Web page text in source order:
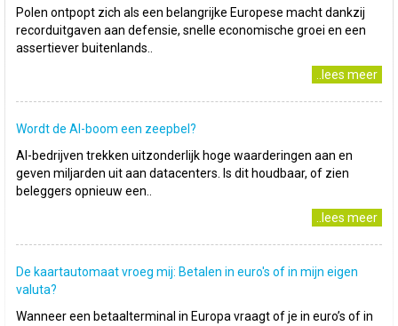
Polen ontpopt zich als een belangrijke Europese macht dankzij
recorduitgaven aan defensie, snelle economische groei en een
assertiever buitenlands..
..lees meer
Wordt de AI-boom een zeepbel?
AI-bedrijven trekken uitzonderlijk hoge waarderingen aan en
geven miljarden uit aan datacenters. Is dit houdbaar, of zien
beleggers opnieuw een..
..lees meer
De kaartautomaat vroeg mij: Betalen in euro's of in mijn eigen
valuta?
Wanneer een betaalterminal in Europa vraagt of je in euro’s of in